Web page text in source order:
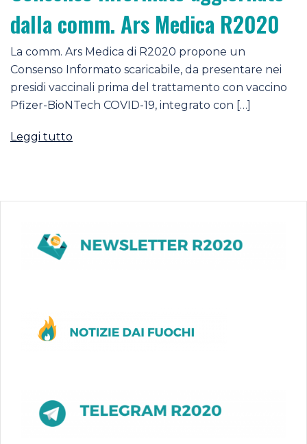
dalla comm. Ars Medica R2020
La comm. Ars Medica di R2020 propone un
Consenso Informato scaricabile, da presentare nei
presidi vaccinali prima del trattamento con vaccino
Pfizer-BioNTech COVID-19, integrato con […]
Leggi tutto